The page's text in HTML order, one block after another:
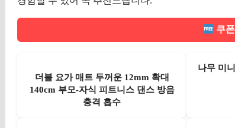
쿠
더블 요가 매트 두꺼운 12mm 확대
140cm 부모-자식 피트니스 댄스 방음
충격 흡수
나무 미